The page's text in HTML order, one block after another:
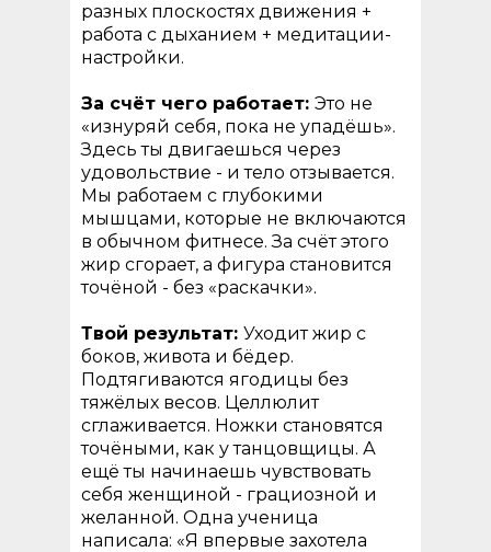
разных плоскостях движения +
работа с дыханием + медитации-
настройки.
За счёт чего работает: Это не
«изнуряй себя, пока не упадёшь».
Здесь ты двигаешься через
удовольствие - и тело отзывается.
Мы работаем с глубокими
мышцами, которые не включаются
в обычном фитнесе. За счёт этого
жир сгорает, а фигура становится
точёной - без «раскачки».
Твой результат: Уходит жир с
боков, живота и бёдер.
Подтягиваются ягодицы без
тяжёлых весов. Целлюлит
сглаживается. Ножки становятся
точёными, как у танцовщицы. А
ещё ты начинаешь чувствовать
себя женщиной - грациозной и
желанной. Одна ученица
написала: «Я впервые захотела